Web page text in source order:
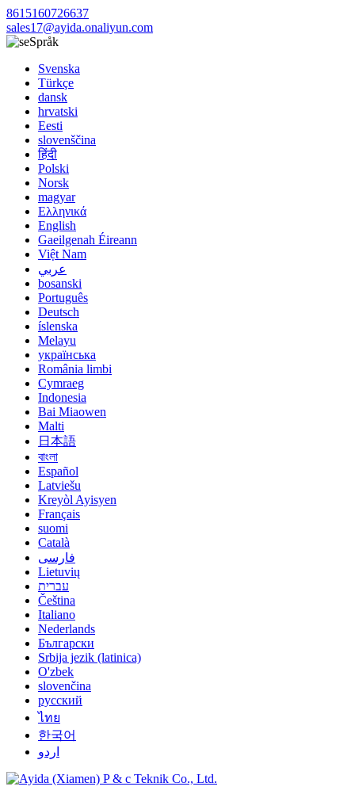
8615160726637
sales17@ayida.onaliyun.com
Språk
Svenska
Türkçe
dansk
hrvatski
Eesti
slovenščina
हिंदी
Polski
Norsk
magyar
Ελληνικά
English
Gaeilgenah Éireann
Việt Nam
عربي
bosanski
Português
Deutsch
íslenska
Melayu
українська
România limbi
Cymraeg
Indonesia
Bai Miaowen
Malti
日本語
বাংলা
Español
Latviešu
Kreyòl Ayisyen
Français
suomi
Català
فارسی
Lietuvių
עברית
Čeština
Italiano
Nederlands
Български
Srbija jezik (latinica)
O'zbek
slovenčina
русский
ไทย
한국어
اردو